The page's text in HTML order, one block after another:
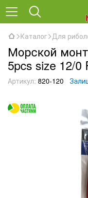
Каталог Для
Морской
5pcs size 12/0
Артикул: 820-120